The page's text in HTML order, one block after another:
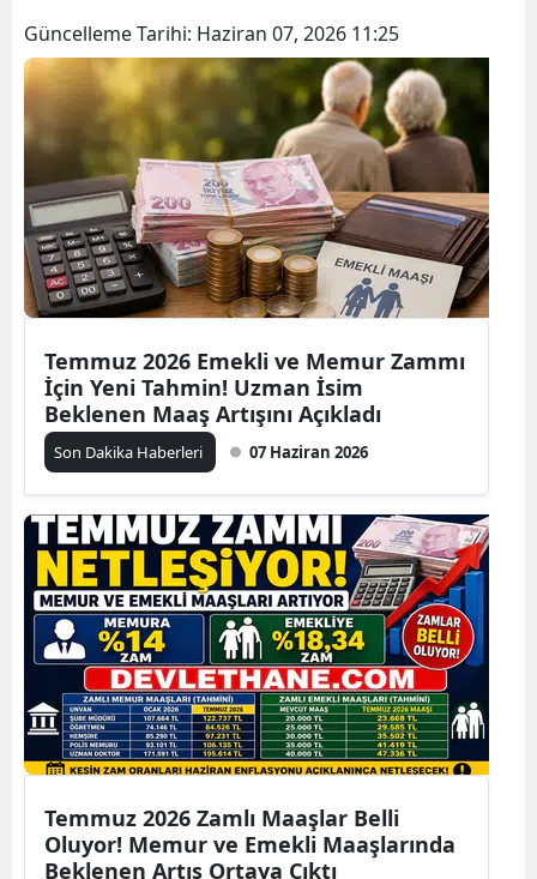
Güncelleme Tarihi: Haziran 07, 2026 11:25
Temmuz 2026 Emekli ve Memur Zammı
İçin Yeni Tahmin! Uzman İsim
Beklenen Maaş Artışını Açıkladı
Son Dakika Haberleri 07 Haziran 2026
Temmuz 2026 Zamlı Maaşlar Belli
Oluyor! Memur ve Emekli Maaşlarında
Beklenen Artış Ortaya Çıktı